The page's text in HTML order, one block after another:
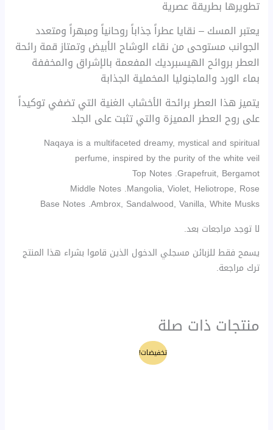
تطويرها بطريقة عصرية
يعتبر المسك – نقايا عطراً جذاباً روحانياً ومبهراً ومتعدد
الجوانب مستوحى من نقاء الوشاح الأبيض وتمتاز قمة رائحة
العطر بروائح الهيسبرديك المفعمة بالإشراق والمخففة
بماء الورد والماجنوليا المخملية الجذابة
يتميز هذا العطر برائحة الأخشاب الغنية التي تضفي توكيداً
على روح العطر المميزة والتي تثبت على الجلد
Naqaya is a multifaceted dreamy, mystical and spiritual
perfume, inspired by the purity of the white veil
Top Notes .Grapefruit, Bergamot
Middle Notes .Mangolia, Violet, Heliotrope, Rose
Base Notes .Ambrox, Sandalwood, Vanilla, White Musks
لا توجد مراجعات بعد.
يسمح فقط للزبائن مسجلي الدخول الذين قاموا بشراء هذا المنتج
ترك مراجعة.
منتجات ذات صلة
تخفيضات!